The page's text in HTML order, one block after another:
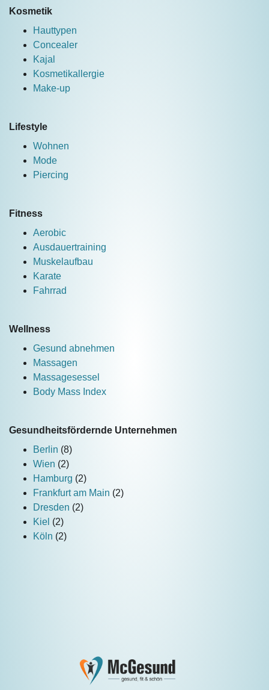
Kosmetik
Hauttypen
Concealer
Kajal
Kosmetikallergie
Make-up
Lifestyle
Wohnen
Mode
Piercing
Fitness
Aerobic
Ausdauertraining
Muskelaufbau
Karate
Fahrrad
Wellness
Gesund abnehmen
Massagen
Massagesessel
Body Mass Index
Gesundheitsfördernde Unternehmen
Berlin (8)
Wien (2)
Hamburg (2)
Frankfurt am Main (2)
Dresden (2)
Kiel (2)
Köln (2)